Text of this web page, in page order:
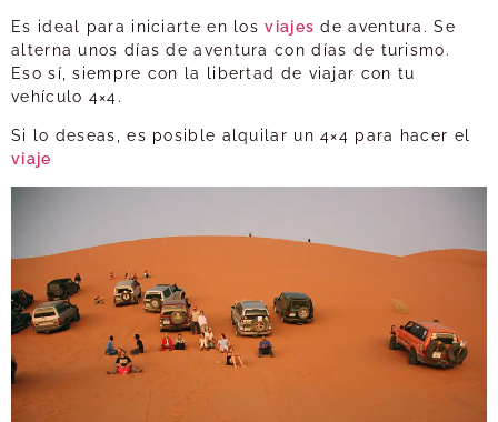
Es ideal para iniciarte en losviajes de aventura. Se
alterna unos días de aventura con días de turismo.
Eso sí, siempre con la libertad de viajar con tu
vehículo 4×4.
Si lo deseas, es posible alquilar un 4×4 para hacer el
viaje